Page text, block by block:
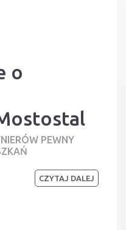
o
PEWNY
CZYTAJ DALEJ